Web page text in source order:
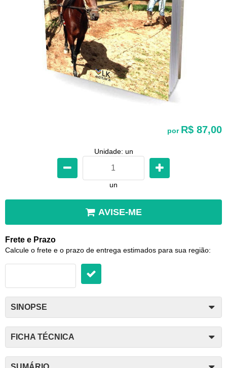
por R$ 87,00
Unidade: un
un
AVISE-ME
Frete e Prazo
Calcule o frete e o prazo de entrega estimados para sua região:
SINOPSE
FICHA TÉCNICA